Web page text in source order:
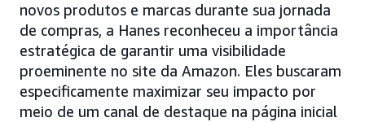
novos produtos e marcas durante sua jornada
de compras, a Hanes reconheceu a importância
estratégica de garantir uma visibilidade
proeminente no site da Amazon. Eles buscaram
especificamente maximizar seu impacto por
meio de um canal de destaque na página inicial